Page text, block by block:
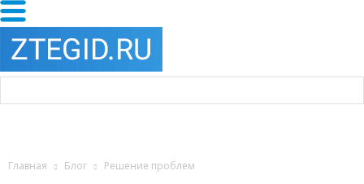
Главная Блог Решение проблем